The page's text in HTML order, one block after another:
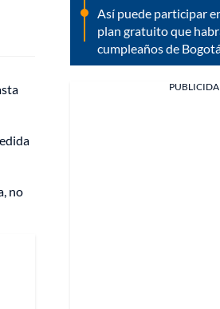
no
Así puede participar
plan gratuito que
cumpleaños de